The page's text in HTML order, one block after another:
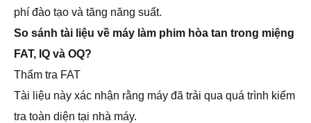
phí đào tạo và tăng năng suất.
So sánh tài liệu về máy làm phim hòa tan trong miệng
FAT, IQ và OQ?
Thẩm tra FAT
Tài liệu này xác nhận rằng máy đã trải qua quá trình kiểm
tra toàn diện tại nhà máy.